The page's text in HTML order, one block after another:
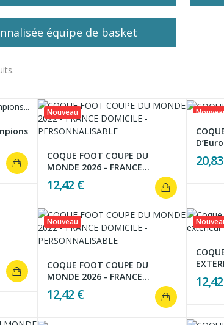
équipe de basket
Nouveau
COQUE FOOT COUPE DU
MONDE 2026 - FRANCE...
12,42 €
Nouveau
COQUE FOOT COUPE DU
MONDE 2026 - FRANCE...
12,42 €